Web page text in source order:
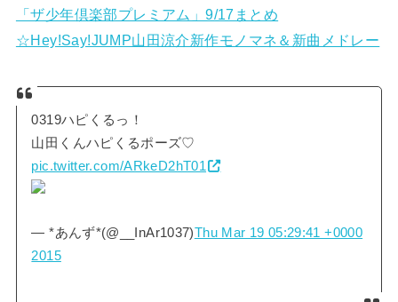
「ザ少年倶楽部プレミアム」9/17まとめ
☆Hey!Say!JUMP山田涼介新作モノマネ＆新曲メドレー
0319ハピくるっ！
山田くんハピくるポーズ♡
pic.twitter.com/ARkeD2hT01
— *あんず*(@__InAr1037)Thu Mar 19 05:29:41 +0000
2015